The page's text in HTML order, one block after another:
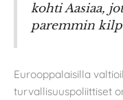
kohti Aasiaa,
paremmin
Eurooppalaisilla
turvallisuuspoliittiset